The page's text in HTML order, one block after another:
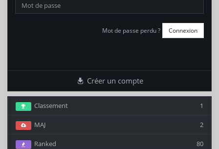
Mot de passe perdu ?
Créer un compte
1
Classement
2
MAJ
80
Ranked